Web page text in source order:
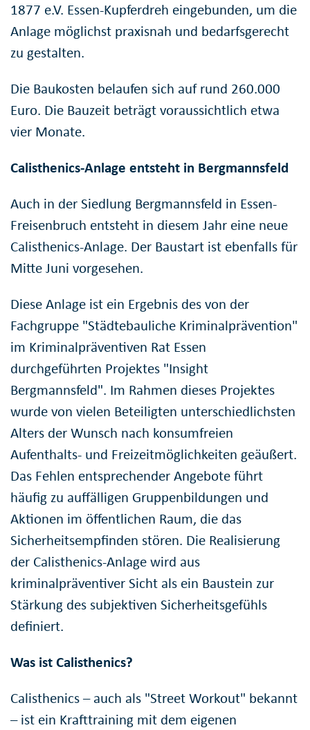
1877 e.V. Essen-Kupferdreh eingebunden, um die
Anlage möglichst praxisnah und bedarfsgerecht
zu gestalten.
Die Baukosten belaufen sich auf rund 260.000
Euro. Die Bauzeit beträgt voraussichtlich etwa
vier Monate.
Calisthenics-Anlage entsteht in Bergmannsfeld
Auch in der Siedlung Bergmannsfeld in Essen-
Freisenbruch entsteht in diesem Jahr eine neue
Calisthenics-Anlage. Der Baustart ist ebenfalls für
Mitte Juni vorgesehen.
Diese Anlage ist ein Ergebnis des von der
Fachgruppe "Städtebauliche Kriminalprävention"
im Kriminalpräventiven Rat Essen
durchgeführten Projektes "Insight
Bergmannsfeld". Im Rahmen dieses Projektes
wurde von vielen Beteiligten unterschiedlichsten
Alters der Wunsch nach konsumfreien
Aufenthalts- und Freizeitmöglichkeiten geäußert.
Das Fehlen entsprechender Angebote führt
häufig zu auffälligen Gruppenbildungen und
Aktionen im öffentlichen Raum, die das
Sicherheitsempfinden stören. Die Realisierung
der Calisthenics-Anlage wird aus
kriminalpräventiver Sicht als ein Baustein zur
Stärkung des subjektiven Sicherheitsgefühls
definiert.
Was ist Calisthenics?
Calisthenics – auch als "Street Workout" bekannt
– ist ein Krafttraining mit dem eigenen